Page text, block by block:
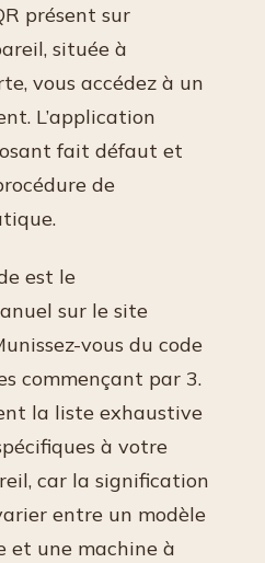
présent sur
située à
vous accédez à un
L’application
fait défaut et
de
est le
sur le site
vous du code
commençant par 3.
la liste exhaustive
à votre
car la signification
entre un modèle
et une machine à